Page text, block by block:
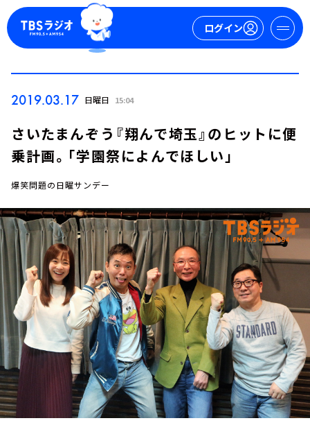
ログイン
今日の番組表
週間番組表
トピックス
TBS Podcast
お知らせ
イベント・グッズ
YouTube
会社情報
2019.03.17 日曜日 15:04
さいたまんぞう『翔んで埼玉』のヒットに便
乗計画。「学園祭によんでほしい」
爆笑問題の日曜サンデー